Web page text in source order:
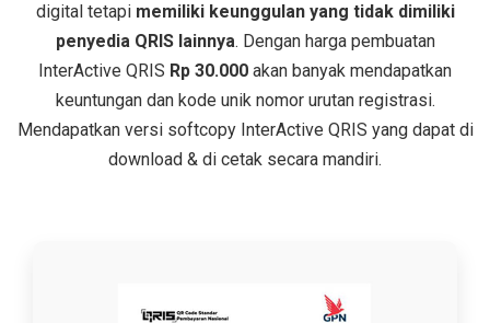
digital tetapi memiliki keunggulan yang tidak dimiliki
penyedia QRIS lainnya. Dengan harga pembuatan
InterActive QRIS Rp 30.000 akan banyak mendapatkan
keuntungan dan kode unik nomor urutan registrasi.
Mendapatkan versi softcopy InterActive QRIS yang dapat di
download & di cetak secara mandiri.